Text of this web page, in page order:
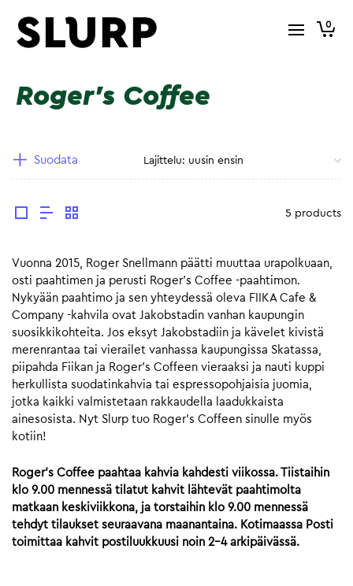
0
Roger's Coffee
Suodata
5 products
Vuonna 2015, Roger Snellmann päätti muuttaa urapolkuaan,
osti paahtimen ja perusti Roger’s Coffee -paahtimon.
Nykyään paahtimo ja sen yhteydessä oleva FIIKA Cafe &
Company -kahvila ovat Jakobstadin vanhan kaupungin
suosikkikohteita. Jos eksyt Jakobstadiin ja kävelet kivistä
merenrantaa tai vierailet vanhassa kaupungissa Skatassa,
piipahda Fiikan ja Roger’s Coffeen vieraaksi ja nauti kuppi
herkullista suodatinkahvia tai espressopohjaisia juomia,
jotka kaikki valmistetaan rakkaudella laadukkaista
ainesosista. Nyt Slurp tuo Roger’s Coffeen sinulle myös
kotiin!
Roger’s Coffee paahtaa kahvia kahdesti viikossa. Tiistaihin
klo 9.00 mennessä tilatut kahvit lähtevät paahtimolta
matkaan keskiviikkona, ja torstaihin klo 9.00 mennessä
tehdyt tilaukset seuraavana maanantaina. Kotimaassa Posti
toimittaa kahvit postiluukkuusi noin 2-4 arkipäivässä.